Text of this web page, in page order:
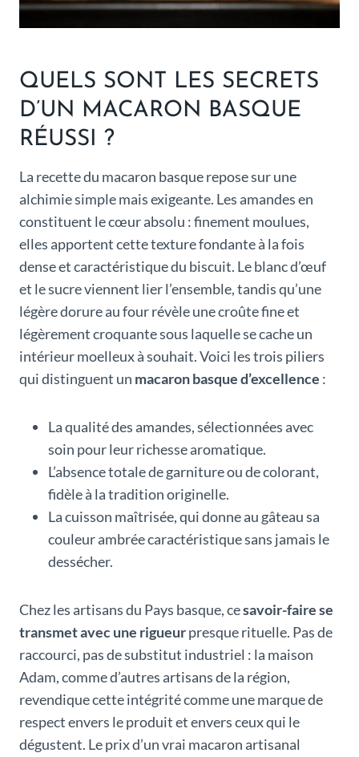
QUELS SONT LES SECRETS
D’UN MACARON BASQUE
RÉUSSI ?
La recette du macaron basque repose sur une
alchimie simple mais exigeante. Les amandes en
constituent le cœur absolu : finement moulues,
elles apportent cette texture fondante à la fois
dense et caractéristique du biscuit. Le blanc d’œuf
et le sucre viennent lier l’ensemble, tandis qu’une
légère dorure au four révèle une croûte fine et
légèrement croquante sous laquelle se cache un
intérieur moelleux à souhait. Voici les trois piliers
qui distinguent un macaron basque d’excellence :
La qualité des amandes, sélectionnées avec
soin pour leur richesse aromatique.
L’absence totale de garniture ou de colorant,
fidèle à la tradition originelle.
La cuisson maîtrisée, qui donne au gâteau sa
couleur ambrée caractéristique sans jamais le
dessécher.
Chez les artisans du Pays basque, cesavoir-faire se
transmet avec une rigueurpresque rituelle. Pas de
raccourci, pas de substitut industriel : la maison
Adam, comme d’autres artisans de la région,
revendique cette intégrité comme une marque de
respect envers le produit et envers ceux qui le
dégustent. Le prix d’un vrai macaron artisanal